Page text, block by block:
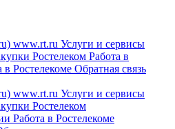
www.rt.ru Услуги и сервисы
Ростелеком Работа в
в Ростелекоме Обратная связь
www.rt.ru Услуги и сервисы
Ростелеком
Работа в Ростелекоме